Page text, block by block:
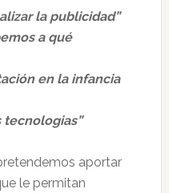
la publicidad”
a qué
en la infancia
tecnologias”
aportar
le permitan